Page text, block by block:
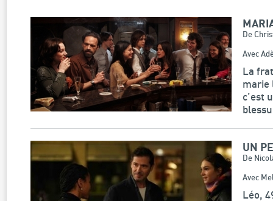
De
Avec
La
marie
c’est
UN
De
Avec
Léo,